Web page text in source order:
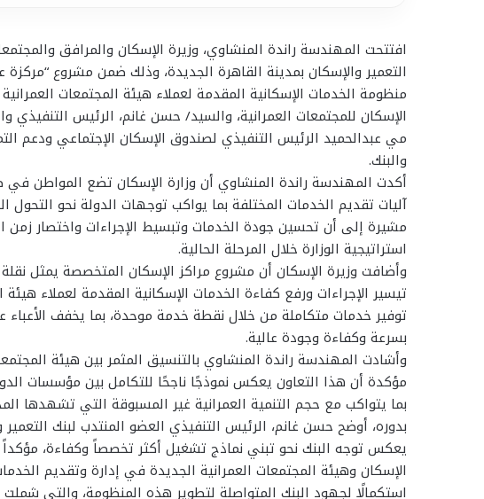
افتتحت المهندسة راندة المنشاوي، وزيرة الإسكان والمرافق
التعمير والإسكان بمدينة القاهرة الجديدة، وذلك ضمن مشروع “مركزة
منظومة الخدمات الإسكانية المقدمة لعملاء هيئة المجتمعات
الإسكان للمجتمعات العمرانية، والسيد/ حسن غانم، الرئيس التنفيذي
مي عبدالحميد الرئيس التنفيذي لصندوق الإسكان الإجتماعي ودعم
والبنك.
أكدت المهندسة راندة المنشاوي أن وزارة الإسكان تضع المواطن في
آليات تقديم الخدمات المختلفة بما يواكب توجهات الدولة نحو
مشيرة إلى أن تحسين جودة الخدمات وتبسيط الإجراءات واختصار زمن
استراتيجية الوزارة خلال المرحلة الحالية.
وأضافت وزيرة الإسكان أن مشروع مراكز الإسكان المتخصصة يمثل
تيسير الإجراءات ورفع كفاءة الخدمات الإسكانية المقدمة لعملاء
توفير خدمات متكاملة من خلال نقطة خدمة موحدة، بما يخفف الأعباء
بسرعة وكفاءة وجودة عالية.
وأشادت المهندسة راندة المنشاوي بالتنسيق المثمر بين هيئة
مؤكدة أن هذا التعاون يعكس نموذجًا ناجحًا للتكامل بين مؤسسات
بما يتواكب مع حجم التنمية العمرانية غير المسبوقة التي تشهدها
بدوره، أوضح حسن غانم، الرئيس التنفيذي العضو المنتدب لبنك
يعكس توجه البنك نحو تبني نماذج تشغيل أكثر تخصصاً وكفاءة، مؤكداً
الإسكان وهيئة المجتمعات العمرانية الجديدة في إدارة وتقديم
استكمالًا لجهود البنك المتواصلة لتطوير هذه المنظومة، والتي